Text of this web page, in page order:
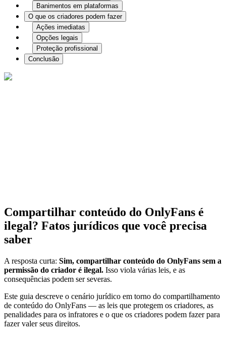
Banimentos em plataformas
O que os criadores podem fazer
Ações imediatas
Opções legais
Proteção profissional
Conclusão
Compartilhar conteúdo do OnlyFans é
ilegal? Fatos jurídicos que você precisa
saber
A resposta curta: Sim, compartilhar conteúdo do OnlyFans sem a
permissão do criador é ilegal. Isso viola várias leis, e as
consequências podem ser severas.
Este guia descreve o cenário jurídico em torno do compartilhamento
de conteúdo do OnlyFans — as leis que protegem os criadores, as
penalidades para os infratores e o que os criadores podem fazer para
fazer valer seus direitos.